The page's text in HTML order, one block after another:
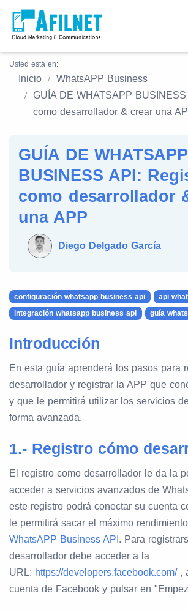
Usted está en:
Inicio
WhatsAPP Business
GUÍA DE WHATSAPP
como desarrollador & crear una
GUÍA DE WHATSAPP
BUSINESS API:
como desarrollador
una APP
Diego Delgado García
configuración whatsapp business api
api
integración whatsapp business api
guía
Introducción
En esta guía aprenderá los pasos para
desarrollador y registrar la APP que
y que le permitirá utilizar los servicios
forma avanzada.
1.- Registro cómo
El registro como desarrollador le da la
acceder a servicios avanzados de
este registro podrá conectar su cuenta
le permitirá sacar el máximo
WhatsAPP Business API . Para
desarrollador debe acceder a la
URL: https://developers.facebook.com/,
cuenta de Facebook y pulsar en